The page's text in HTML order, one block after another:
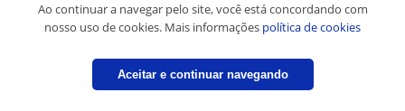
© 2007 - 2026 Suas aulas particulares
Mapa do site:Professores particulares
Ao continuar a navegar pelo site, você está concordando com
nosso uso de cookies. Mais informações política de cookies
Aceitar e continuar navegando